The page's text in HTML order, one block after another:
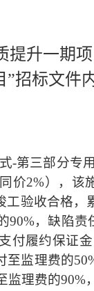
提升一期
”招标文件
-第三部分专
价2%），该
工验收合格，
90%，缺陷责
付履约保证
至监理费的
理费的90%